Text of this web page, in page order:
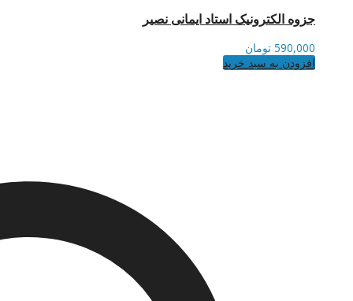
جزوه الکترونیک استاد ایمانی نصیر
590,000 تومان
افزودن به سبد خرید